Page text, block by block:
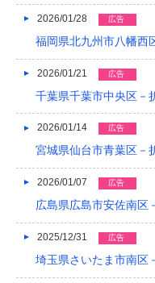
2019/04
2019/01
2018/12
2018/10
2018/09
2018/08
2026/01/28 広告
福岡県北九州市八幡西
2026/01/21 広告
千葉県千葉市中央区－
2026/01/14 広告
宮城県仙台市青葉区－
2026/01/07 広告
広島県広島市安佐南区
2025/12/31 広告
埼玉県さいたま市南区